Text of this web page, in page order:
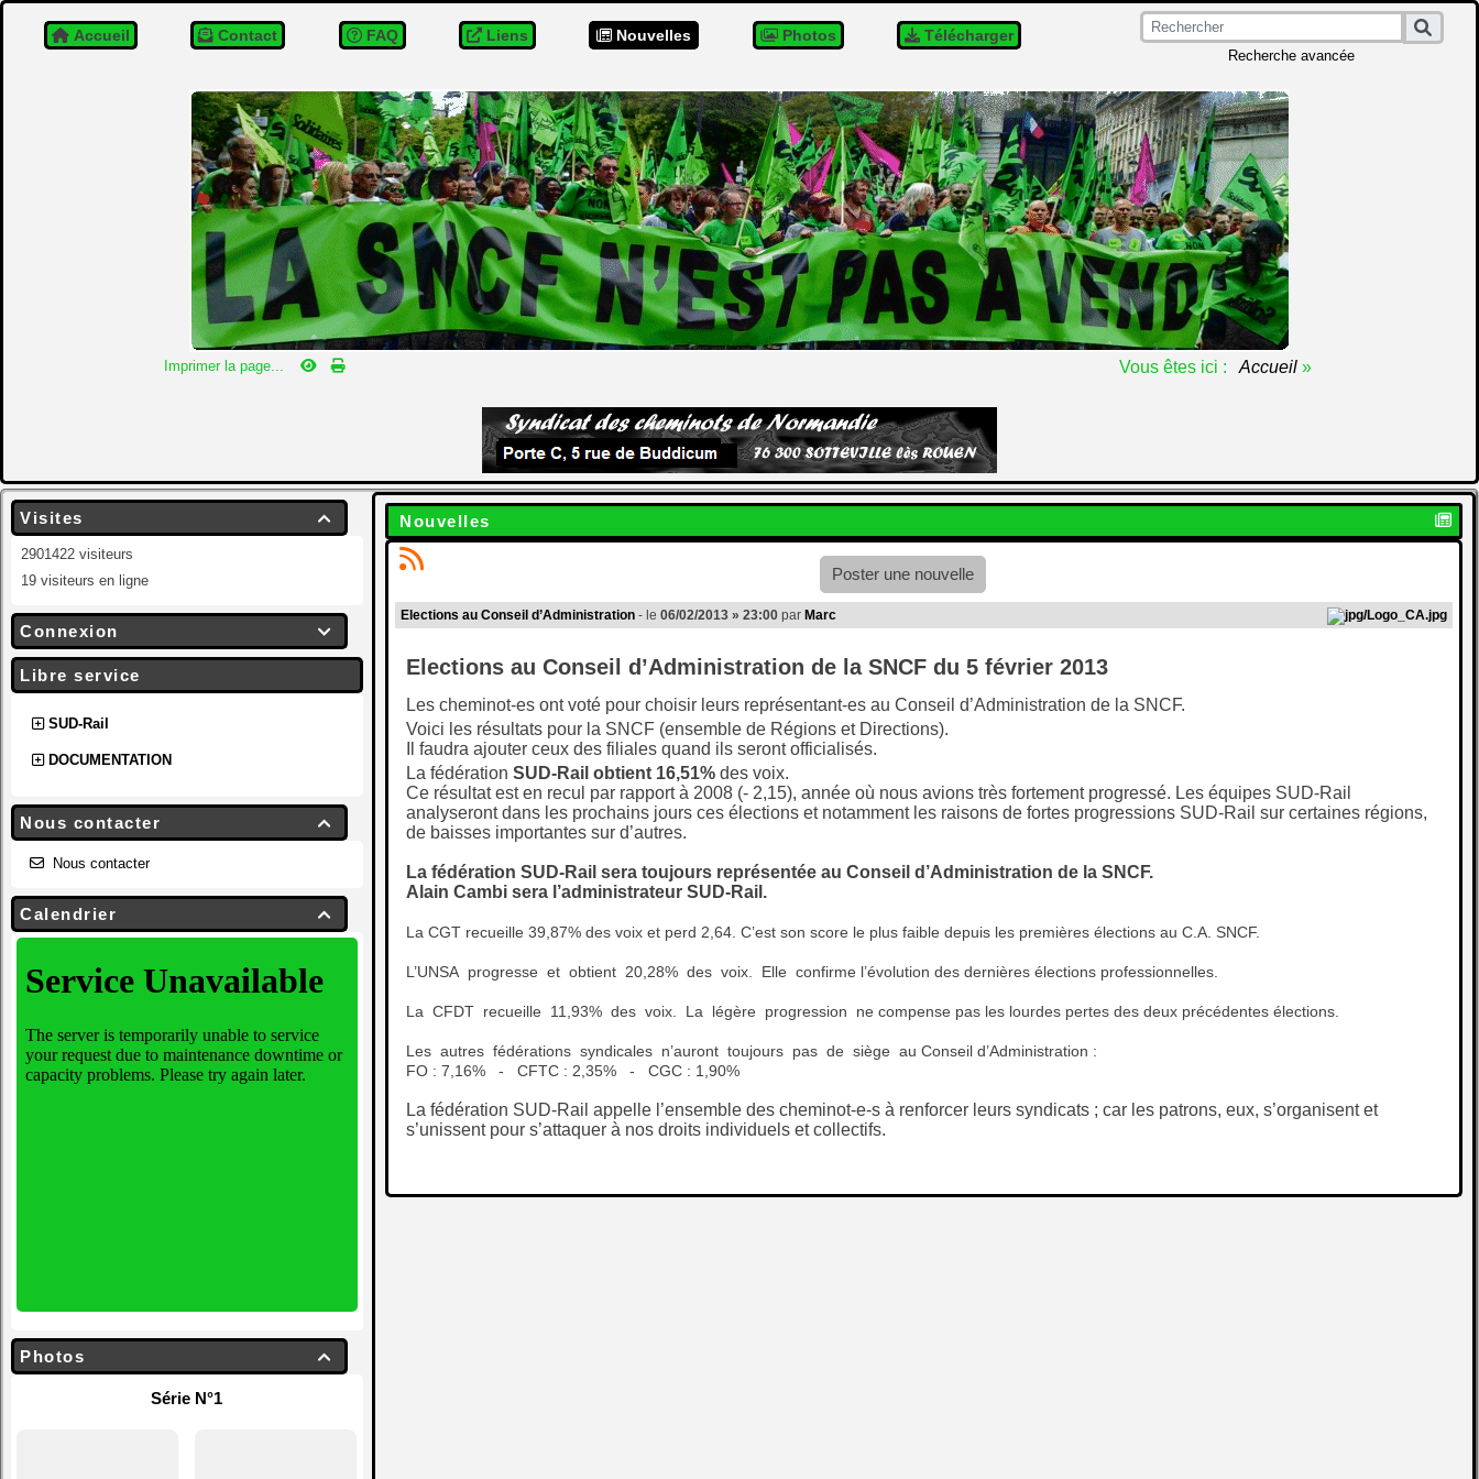
Accueil Contact FAQ Liens Nouvelles Photos Télécharger
Recherche avancée
Imprimer la page... Vous êtes ici : Accueil »

Visites
2901422 visiteurs
19 visiteurs en ligne

Connexion
Libre service
SUD-Rail
DOCUMENTATION

Nous contacter
Nous contacter

Calendrier

Photos
Série N°1
Nouvelles
Poster une nouvelle
Elections au Conseil d’Administration - le 06/02/2013 » 23:00 par Marc
Elections au Conseil d’Administration de la SNCF du 5 février 2013
Les cheminot-es ont voté pour choisir leurs représentant-es au Conseil d’Administration de la SNCF.
Voici les résultats pour la SNCF (ensemble de Régions et Directions).
Il faudra ajouter ceux des filiales quand ils seront officialisés.
La fédération SUD-Rail obtient 16,51% des voix.
Ce résultat est en recul par rapport à 2008 (- 2,15), année où nous avions très fortement progressé. Les équipes SUD-Rail
analyseront dans les prochains jours ces élections et notamment les raisons de fortes progressions SUD-Rail sur certaines régions,
de baisses importantes sur d’autres.
La fédération SUD-Rail sera toujours représentée au Conseil d’Administration de la SNCF.
Alain Cambi sera l’administrateur SUD-Rail.
La CGT recueille 39,87% des voix et perd 2,64. C’est son score le plus faible depuis les premières élections au C.A. SNCF.
L’UNSA progresse et obtient 20,28% des voix. Elle confirme l’évolution des dernières élections professionnelles.
La CFDT recueille 11,93% des voix. La légère progression ne compense pas les lourdes pertes des deux précédentes élections.
Les autres fédérations syndicales n’auront toujours pas de siège au Conseil d’Administration :
FO : 7,16% - CFTC : 2,35% - CGC : 1,90%
La fédération SUD-Rail appelle l’ensemble des cheminot-e-s à renforcer leurs syndicats ; car les patrons, eux, s’organisent et
s’unissent pour s’attaquer à nos droits individuels et collectifs.